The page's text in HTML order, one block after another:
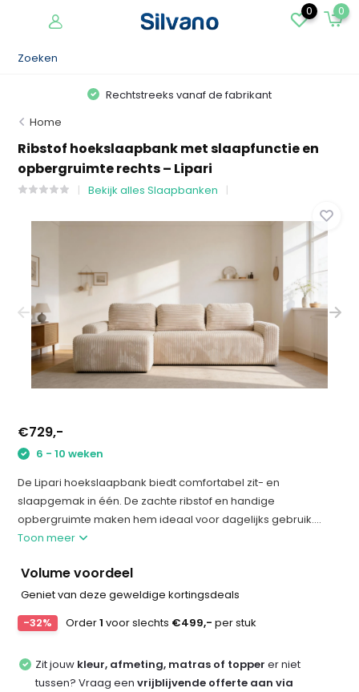
0 0
Rechtstreeks vanaf de fabrikant
Home
Ribstof hoekslaapbank met slaapfunctie en
opbergruimte rechts – Lipari
Bekijk alles Slaapbanken
€729,-
6 - 10 weken
De Lipari hoekslaapbank biedt comfortabel zit- en
slaapgemak in één. De zachte ribstof en handige
opbergruimte maken hem ideaal voor dagelijks gebruik....
Toon meer
Volume voordeel
Geniet van deze geweldige kortingsdeals
-32%
Order1 voor slechts €499,- per stuk
Zit jouw kleur, afmeting, matras of topper er niet
tussen? Vraag eenvrijblijvende offerte aan via